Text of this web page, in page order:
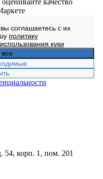
соглашаетесь с их
политику
куки
54, корп. 1, пом. 201